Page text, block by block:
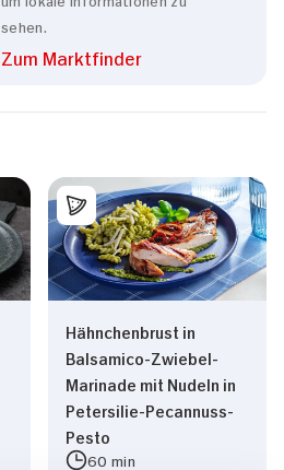
sehen.
Zum Marktfinder
Hähnchenbrust in
Balsamico-Zwiebel-
Marinade mit Nudeln in
Petersilie-Pecannuss-
Pesto
60 min